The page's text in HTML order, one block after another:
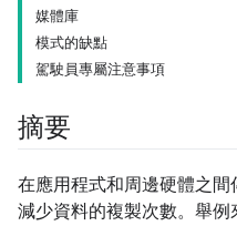
媒體庫
模式的缺點
駕駛員專屬注意事項
摘要
在應用程式和周邊硬體之
減少資料的複製次數。舉